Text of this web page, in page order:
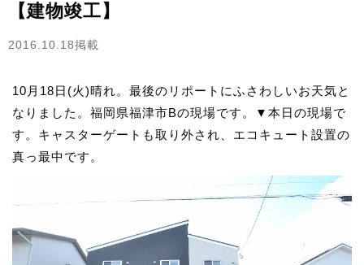
【建物竣工】
2016.10.18掲載
10月18日(火)晴れ。最後のリポートにふさわしいお天気と
なりました。福岡県福津市Bの現場です。▼本日の現場で
す。キャスターゲートも取り外され、エコキュート設置の
真っ最中です。